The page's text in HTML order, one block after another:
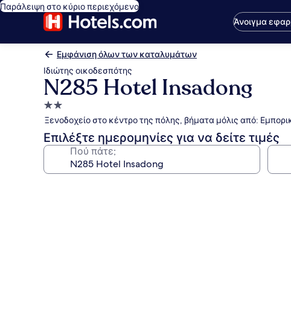
Παράλειψη στο κύριο περιεχόμενο
Άνοιγμα
Εμφάνιση όλων των καταλυμάτων
Ιδιώτης οικοδεσπότης
N285 Hotel Insadong
Κατάλυμα
με
2.0
αστέρια
Ξενοδοχείο στο κέντρο της πόλης, βήματα μόλις από:
Επιλέξτε ημερομηνίες για να δείτε τιμές
Πού πάτε;